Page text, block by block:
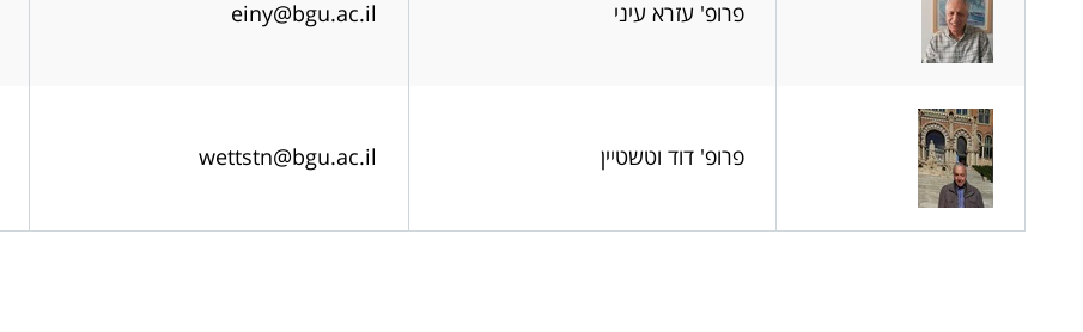
פרופ' עזרא עיני einy@bgu.ac.il
פרופ' דוד וטשטיין wettstn@bgu.ac.il